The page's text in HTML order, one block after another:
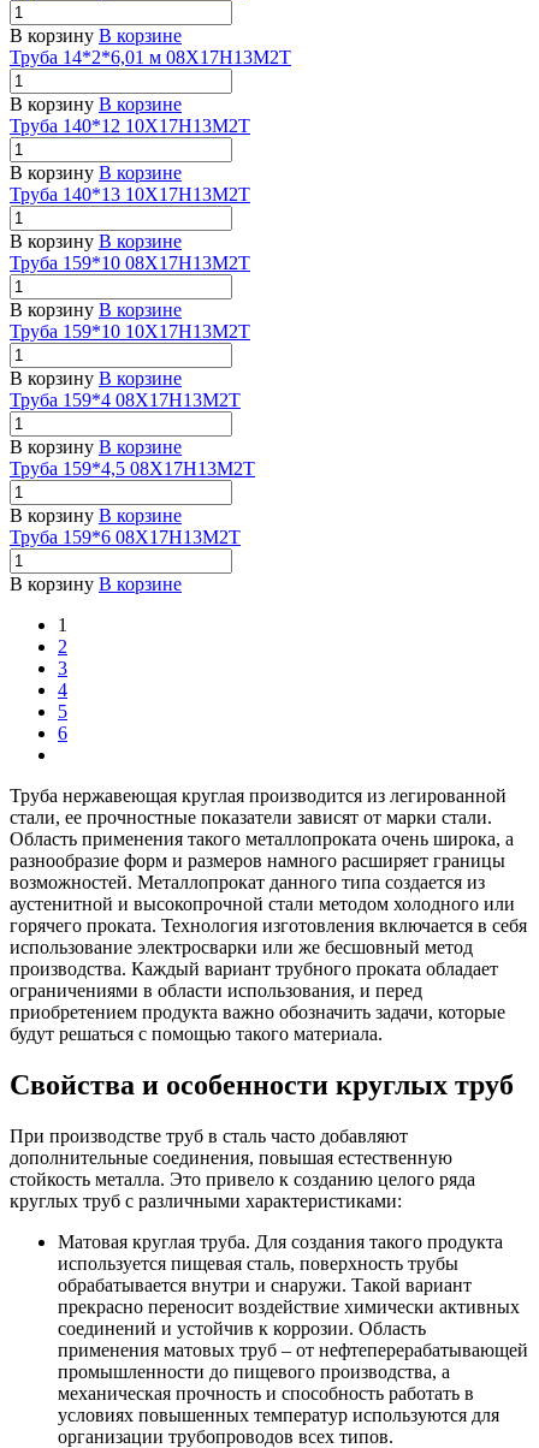
В корзину В корзине
Труба 14*2*6,01 м 08Х17Н13М2Т
В корзину В корзине
Труба 140*12 10Х17Н13М2Т
В корзину В корзине
Труба 140*13 10Х17Н13М2Т
В корзину В корзине
Труба 159*10 08Х17Н13М2Т
В корзину В корзине
Труба 159*10 10Х17Н13М2Т
В корзину В корзине
Труба 159*4 08Х17Н13М2Т
В корзину В корзине
Труба 159*4,5 08Х17Н13М2Т
В корзину В корзине
Труба 159*6 08Х17Н13М2Т
В корзину В корзине
1
2
3
4
5
6
Труба нержавеющая круглая производится из легированной
стали, ее прочностные показатели зависят от марки стали.
Область применения такого металлопроката очень широка, а
разнообразие форм и размеров намного расширяет границы
возможностей. Металлопрокат данного типа создается из
аустенитной и высокопрочной стали методом холодного или
горячего проката. Технология изготовления включается в себя
использование электросварки или же бесшовный метод
производства. Каждый вариант трубного проката обладает
ограничениями в области использования, и перед
приобретением продукта важно обозначить задачи, которые
будут решаться с помощью такого материала.
Свойства и особенности круглых труб
При производстве труб в сталь часто добавляют
дополнительные соединения, повышая естественную
стойкость металла. Это привело к созданию целого ряда
круглых труб с различными характеристиками:
Матовая круглая труба. Для создания такого продукта
используется пищевая сталь, поверхность трубы
обрабатывается внутри и снаружи. Такой вариант
прекрасно переносит воздействие химически активных
соединений и устойчив к коррозии. Область
применения матовых труб – от нефтеперерабатывающей
промышленности до пищевого производства, а
механическая прочность и способность работать в
условиях повышенных температур используются для
организации трубопроводов всех типов.